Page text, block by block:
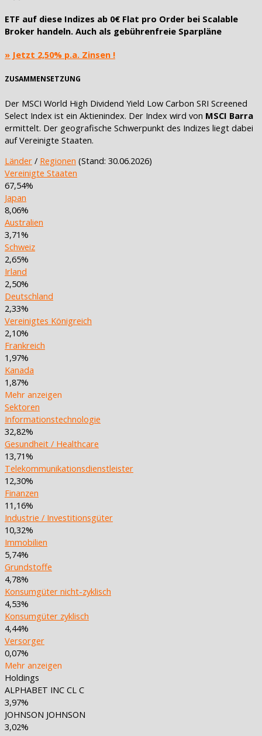
ETF auf diese Indizes ab 0€ Flat pro Order bei Scalable
Broker handeln. Auch als gebührenfreie Sparpläne
» Jetzt 2,50% p.a. Zinsen !
ZUSAMMENSETZUNG
Der MSCI World High Dividend Yield Low Carbon SRI Screened
Select Index ist ein Aktienindex. Der Index wird von MSCI Barra
ermittelt. Der geografische Schwerpunkt des Indizes liegt dabei
auf Vereinigte Staaten.
Länder / Regionen (Stand: 30.06.2026)
Vereinigte Staaten
67,54%
Japan
8,06%
Australien
3,71%
Schweiz
2,65%
Irland
2,50%
Deutschland
2,33%
Vereinigtes Königreich
2,10%
Frankreich
1,97%
Kanada
1,87%
Mehr anzeigen
Sektoren
Informationstechnologie
32,82%
Gesundheit / Healthcare
13,71%
Telekommunikationsdienstleister
12,30%
Finanzen
11,16%
Industrie / Investitionsgüter
10,32%
Immobilien
5,74%
Grundstoffe
4,78%
Konsumgüter nicht-zyklisch
4,53%
Konsumgüter zyklisch
4,44%
Versorger
0,07%
Mehr anzeigen
Holdings
ALPHABET INC CL C
3,97%
JOHNSON JOHNSON
3,02%